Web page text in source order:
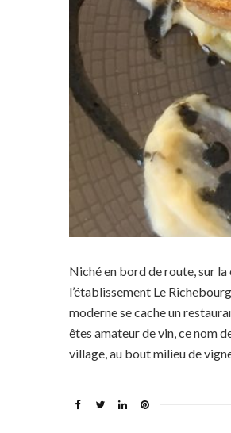
Niché en bord de route, sur
l’établissement Le
moderne se cache un
êtes amateur de vin, ce nom
village, au bout milieu de